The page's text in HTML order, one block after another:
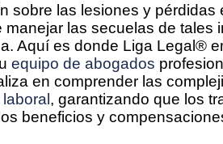
sobre las lesiones y pérdidas
las secuelas de tales
Aquí es donde Liga Legal®
equipo de abogados
en comprender las
, garantizando que los
beneficios y